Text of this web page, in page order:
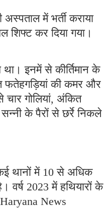
में भर्ती कराया
शिफ्ट कर दिया गया।
इनमें से कीर्तिमान के
फतेहगड़ियां की कमर और
गोलियां, अंकित
के पैरों से छर्रे निकले
थानों में 10 से अधिक
वर्ष 2023 में हथियारों के
News